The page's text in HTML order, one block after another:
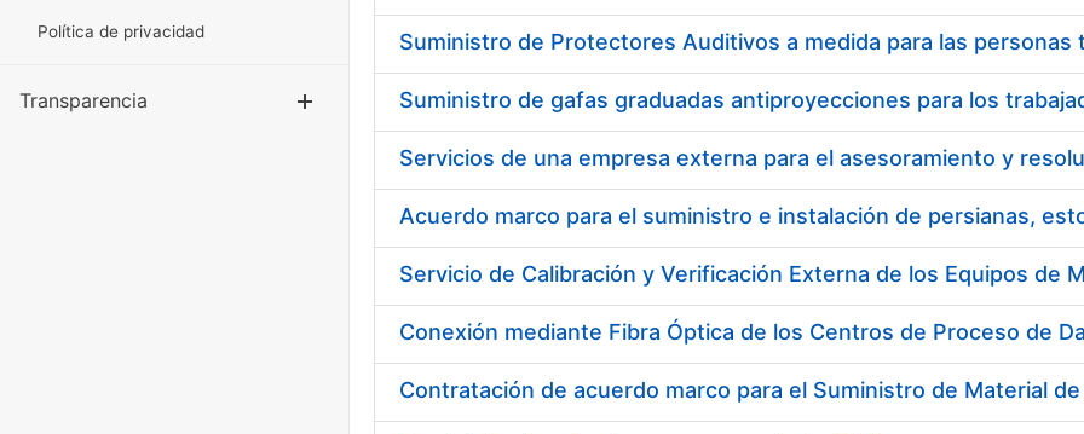
Política de privacidad
Transparencia Mostrar/Ocultar
Acuerdo marco para el suministro e instalación de persianas,